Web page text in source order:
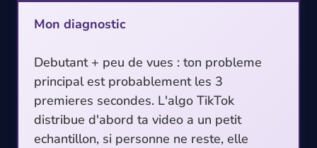
Mon diagnostic
Debutant + peu de vues : ton probleme
principal est probablement les 3
premieres secondes. L'algo TikTok
distribue d'abord ta video a un petit
echantillon, si personne ne reste, elle